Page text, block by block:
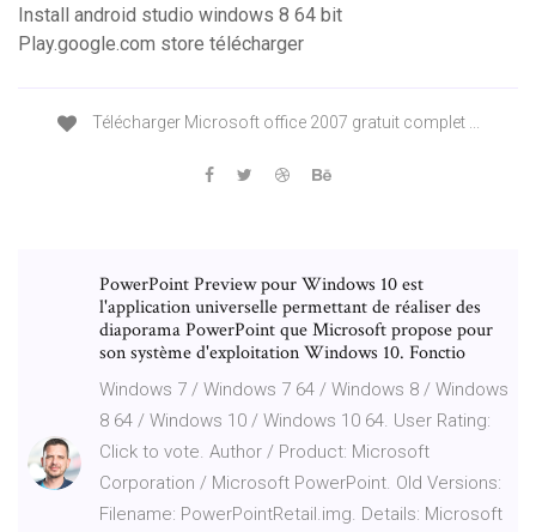
Install android studio windows 8 64 bit
Play.google.com store télécharger
Télécharger Microsoft office 2007 gratuit complet ...
PowerPoint Preview pour Windows 10 est
l'application universelle permettant de réaliser des
diaporama PowerPoint que Microsoft propose pour
son système d'exploitation Windows 10. Fonctio
Windows 7 / Windows 7 64 / Windows 8 / Windows
8 64 / Windows 10 / Windows 10 64. User Rating:
Click to vote. Author / Product: Microsoft
Corporation / Microsoft PowerPoint. Old Versions:
Filename: PowerPointRetail.img. Details: Microsoft